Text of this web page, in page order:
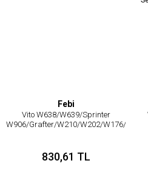
Febi
Vito W638/W639/Sprinter
W906/Grafter/W210/W202/W176//
830,61 TL